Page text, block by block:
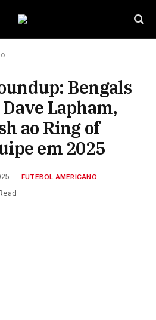
Bengals
Lapham,
ao Ring of
em 2025
FUTEBOL AMERICANO